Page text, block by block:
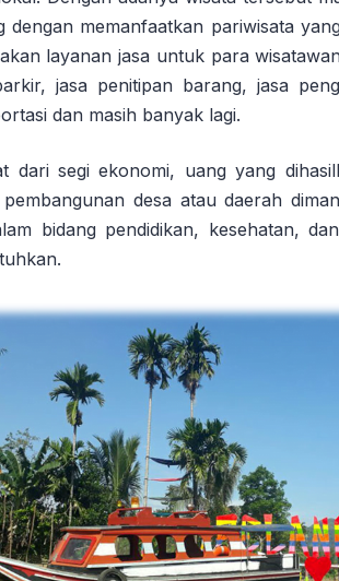
dengan memanfaatkan pariwisata
layanan jasa untuk para
jasa penitipan barang, jasa
dan masih banyak lagi.
dari segi ekonomi, uang yang
desa atau daerah
bidang pendidikan, kesehatan,